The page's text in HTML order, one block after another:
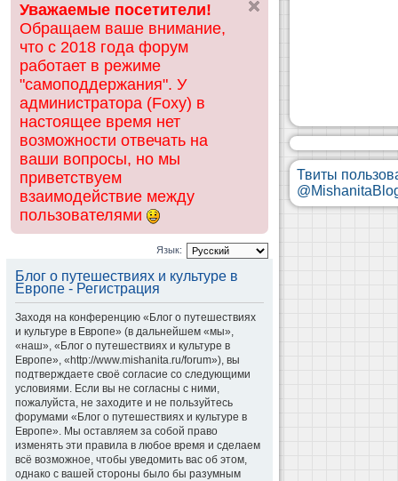
ск
Уважаемые посетители!
Обращаем ваше внимание,
что с 2018 года форум
работает в режиме
"самоподдержания". У
администратора (Foxy) в
настоящее время нет
возможности отвечать на
ваши вопросы, но мы
приветствуем
взаимодействие между
пользователями
Язык:
Блог о путешествиях и культуре в
Европе - Регистрация
Заходя на конференцию «Блог о путешествиях
и культуре в Европе» (в дальнейшем «мы»,
«наш», «Блог о путешествиях и культуре в
Европе», «http://www.mishanita.ru/forum»), вы
подтверждаете своё согласие со следующими
условиями. Если вы не согласны с ними,
пожалуйста, не заходите и не пользуйтесь
форумами «Блог о путешествиях и культуре в
Европе». Мы оставляем за собой право
изменять эти правила в любое время и сделаем
всё возможное, чтобы уведомить вас об этом,
однако с вашей стороны было бы разумным
Твиты